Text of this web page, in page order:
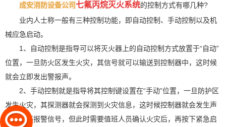
成安消防设备公司七氟丙烷灭火系统的控制方式有哪几种?
业内人士称一般有三种控制功能，即自动控制、手动控制以及机
械应急启动。
1、自动控制是指导可以将灭火器上的自动控制方式放置于“自动”
位置，一旦防火区发生火灾，其信号就可以输送到控制器中，这时候
就会立即发出警报声。
2、手动控制就是指导将其控制键设置在“手动”位置，一旦防护区
发生火灾，其探测器就会探测到火灾信息，这时候控制器就会发生声
音、光等报警信号，但此时需要值班人员确认火灾后，再按下紧急启